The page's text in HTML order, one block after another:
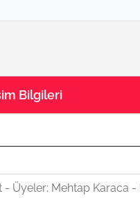
Bilgileri
- Üyeler: Mehtap Karaca